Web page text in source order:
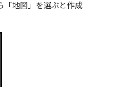
「地図」を選ぶと作成